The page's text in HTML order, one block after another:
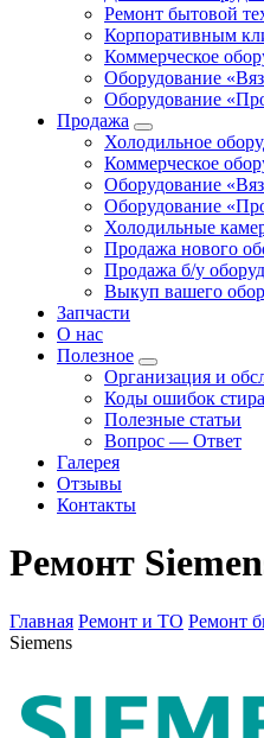
Ремонт бытовой
Корпоративным
Коммерческое
Оборудование
Оборудование
Продажа
Холодильное
Коммерческое
Оборудование
Оборудование
Холодильные
Продажа нового
Продажа б/у
Выкуп вашего
Запчасти
О нас
Полезное
Организация и
Коды ошибок
Полезные статьи
Вопрос — Ответ
Галерея
Отзывы
Контакты
Ремонт
Главная Ремонт и ТО Ремонт
Siemens